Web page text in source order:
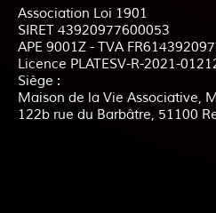
Association Loi 1901
SIRET 43920977600053
APE 9001Z - TVA
Licence PLATESV-R-2021-
Siège :
Maison de la Vie Associative,
122b rue du Barbâtre, 51100